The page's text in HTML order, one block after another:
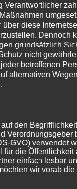
und
zur
zu
dabei im
Mikrozement,
System LIVE
Verantwortlicher
diese
Dennoch
grundsätzlich
nicht
betroffenen
alternativen
den
Verordnungsgeber
GVO) verwendet
die Öffentlichkeit
einfach lesbar
wir vorab die